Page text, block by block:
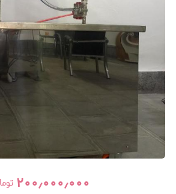
۲۰۰٫۰۰۰٫۰۰۰